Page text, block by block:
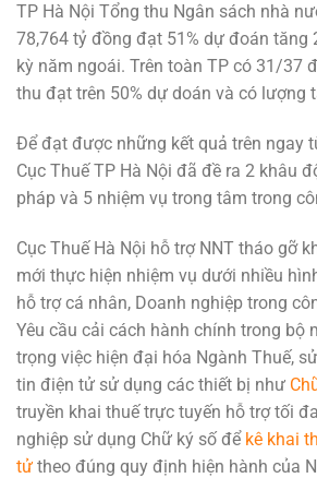
TP Hà Nội Tổng thu Ngân sách nhà
78,764 tỷ đồng đạt 51% dự đoán tăng
kỳ năm ngoái. Trên toàn TP có 31/37
thu đạt trên 50% dự doán và có lượng
Để đạt được những kết quả trên ngay
Cục Thuế TP Hà Nội đã đề ra 2 khâu
pháp và 5 nhiệm vụ trong tâm trong
Cục Thuế Hà Nội hỗ trợ NNT tháo gỡ
mới thực hiện nhiệm vụ dưới nhiều
hỗ trợ cá nhân, Doanh nghiệp trong
Yêu cầu cải cách hành chính trong bộ
trọng việc hiện đại hóa Ngành Thuế,
tin điện tử sử dụng các thiết bị như
truyền khai thuế trực tuyến hỗ trợ tối
nghiệp sử dụng Chữ ký số để kê khai
tử theo đúng quy định hiện hành của